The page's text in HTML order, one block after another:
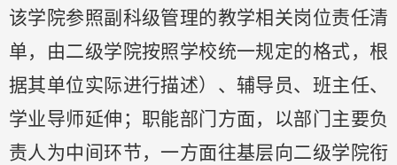
该学院参照副科级管理的教学相关岗位责任清
单，由二级学院按照学校统一规定的格式，根
据其单位实际进行描述）、辅导员、班主任、
学业导师延伸；职能部门方面，以部门主要负
责人为中间环节，一方面往基层向二级学院衔